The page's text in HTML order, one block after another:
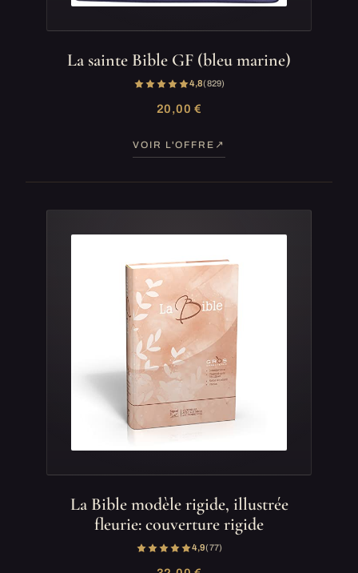
La sainte Bible GF (bleu marine)
4,8(829)
20,00 €
VOIR L'OFFRE
La Bible modèle rigide, illustrée
fleurie: couverture rigide
4,9(77)